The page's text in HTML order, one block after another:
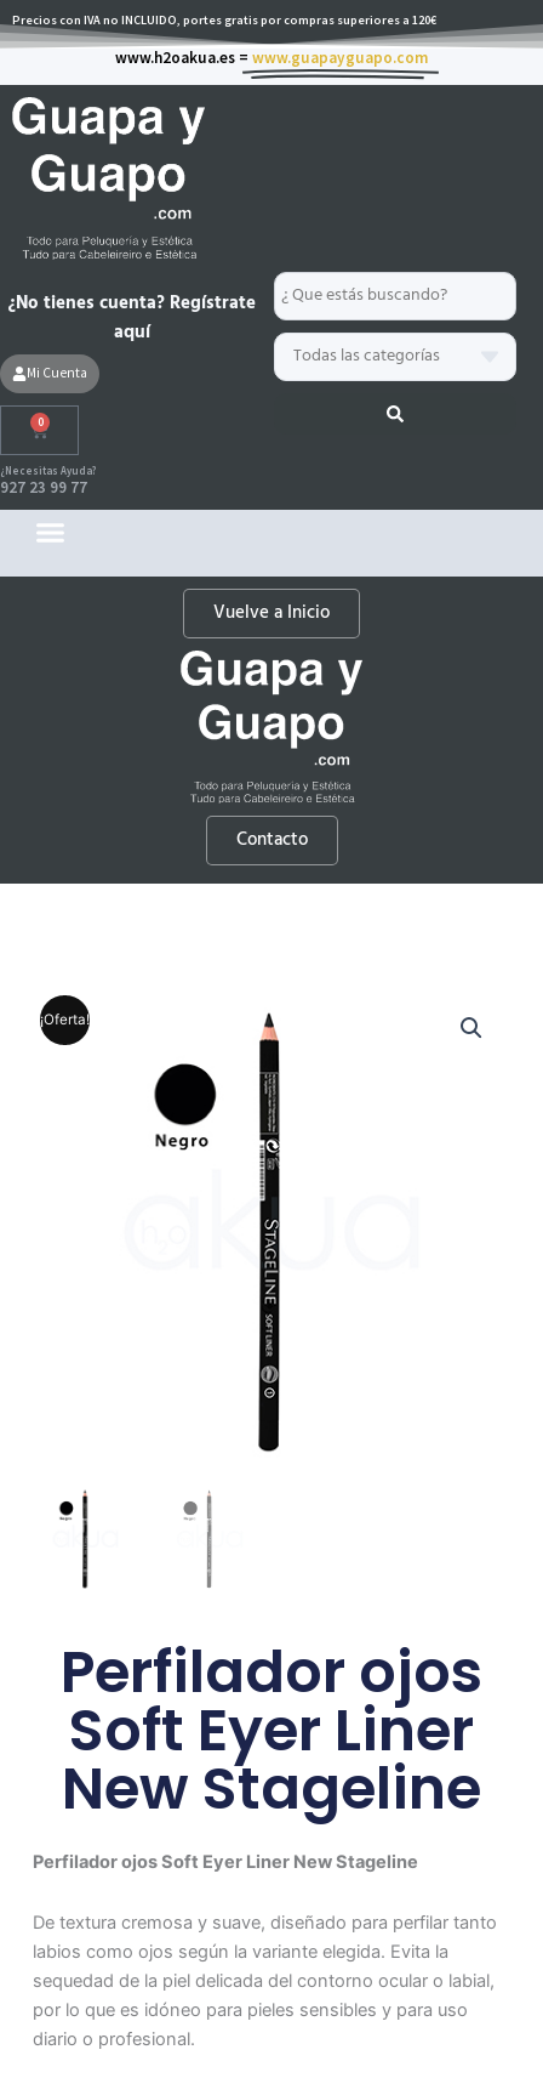
al
Precios con IVA no INCLUIDO, portes gratis por compras superiores a 120€
www.h2oakua.es = www.guapayguapo.com
Search
...
¿No tienes cuenta? Regístrate
aquí
Mi Cuenta
0
Carrito
¿Necesitas Ayuda?
927 23 99 77
Vuelve a Inicio
Contacto
¡Oferta!
Perfilador ojos
Soft Eyer Liner
New Stageline
Perfilador ojos Soft Eyer Liner New Stageline
De textura cremosa y suave, diseñado para perfilar tanto
labios como ojos según la variante elegida. Evita la
sequedad de la piel delicada del contorno ocular o labial,
por lo que es idóneo para pieles sensibles y para uso
diario o profesional.